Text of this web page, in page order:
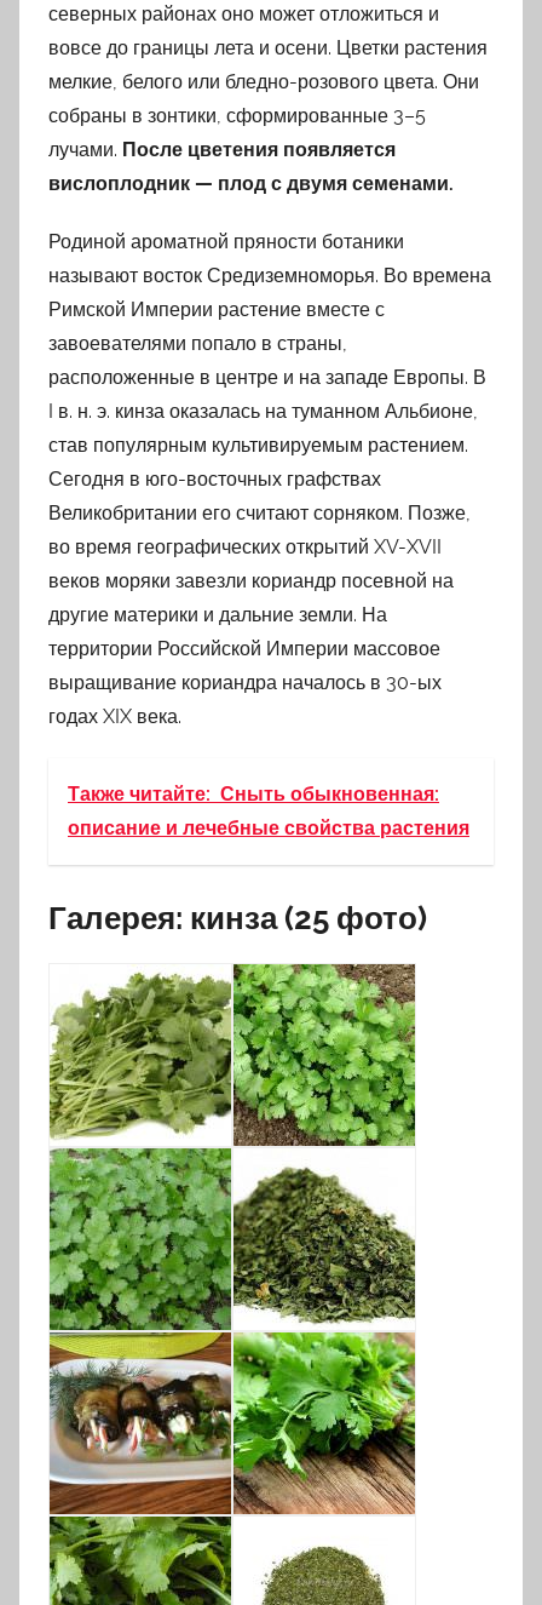
северных районах оно может отложиться и
вовсе до границы лета и осени. Цветки растения
мелкие, белого или бледно-розового цвета. Они
собраны в зонтики, сформированные 3–5
лучами. После цветения появляется
вислоплодник — плод с двумя семенами.
Родиной ароматной пряности ботаники
называют восток Средиземноморья. Во времена
Римской Империи растение вместе с
завоевателями попало в страны,
расположенные в центре и на западе Европы. В
I в. н. э. кинза оказалась на туманном Альбионе,
став популярным культивируемым растением.
Сегодня в юго-восточных графствах
Великобритании его считают сорняком. Позже,
во время географических открытий XV-XVII
веков моряки завезли кориандр посевной на
другие материки и дальние земли. На
территории Российской Империи массовое
выращивание кориандра началось в 30-ых
годах XIX века.
Также читайте: Сныть обыкновенная:
описание и лечебные свойства растения
Галерея: кинза (25 фото)